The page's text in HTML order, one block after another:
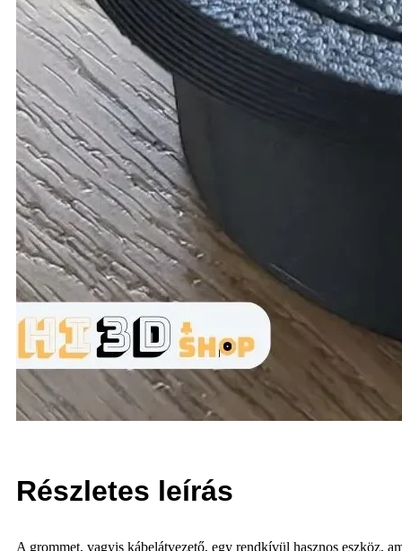
Részletes leírás
A grommet, vagyis kábelátvezető, egy rendkívül hasznos eszköz,